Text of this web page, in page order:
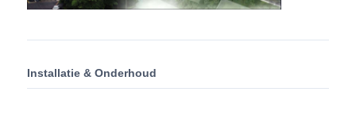
Installatie & Onderhoud